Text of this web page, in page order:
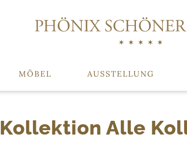
MÖBEL AUSSTELLUNG
Kollektion Alle